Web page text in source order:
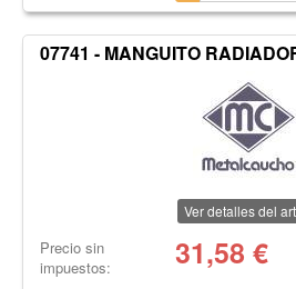
07741 - MANGUITO
Ver detalles del
Precio sin
impuestos:
31,58 €